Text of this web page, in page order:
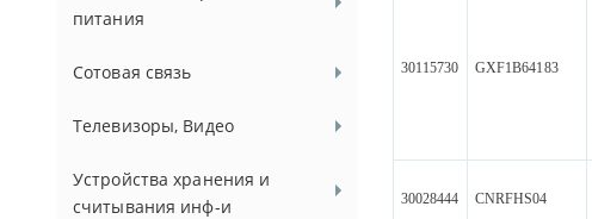
питания
Сотовая связь
Телевизоры, Видео
Устройства хранения и
считывания инф-и
30115730 GXF1B64183
30028444 CNRFHS04